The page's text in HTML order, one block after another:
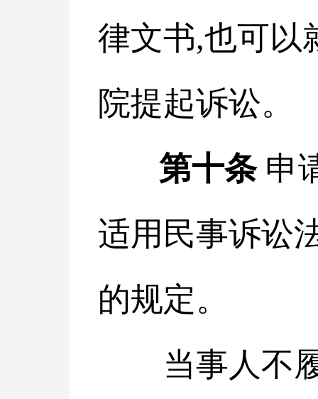
律文书,也可以
院提起诉讼。
第十条 申
适用民事诉讼
的规定。
当事人不履